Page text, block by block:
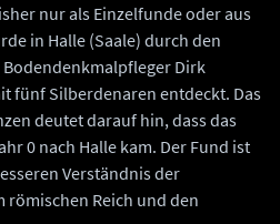
nur als Einzelfunde oder aus
in Halle (Saale) durch den
Dirk
fünf Silberdenaren entdeckt. Das
deutet darauf hin, dass das
0 nach Halle kam. Der Fund ist
Verständnis der
römischen Reich und den